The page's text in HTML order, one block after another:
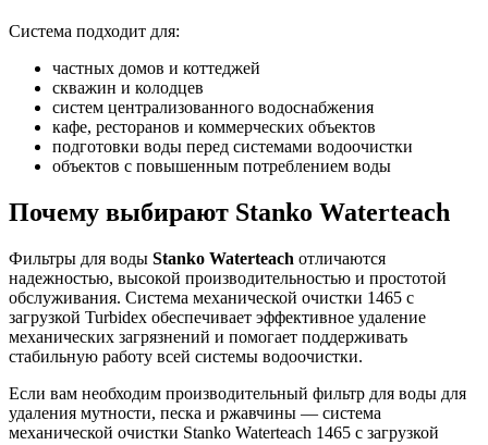
Система подходит для:
частных домов и коттеджей
скважин и колодцев
систем централизованного водоснабжения
кафе, ресторанов и коммерческих объектов
подготовки воды перед системами водоочистки
объектов с повышенным потреблением воды
Почему выбирают Stanko Waterteach
Фильтры для воды Stanko Waterteach отличаются
надежностью, высокой производительностью и простотой
обслуживания. Система механической очистки 1465 с
загрузкой Turbidex обеспечивает эффективное удаление
механических загрязнений и помогает поддерживать
стабильную работу всей системы водоочистки.
Если вам необходим производительный фильтр для воды для
удаления мутности, песка и ржавчины — система
механической очистки Stanko Waterteach 1465 с загрузкой